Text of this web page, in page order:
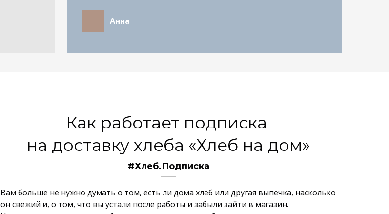
Анна
Как работает подписка
на доставку хлеба «Хлеб на дом»
#Хлеб.Подписка
Вам больше не нужно думать о том, есть ли дома хлеб или другая выпечка, насколько
он свежий и, о том, что вы устали после работы и забыли зайти в магазин.